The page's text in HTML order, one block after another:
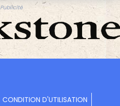
Publicité
CONDITION D'UTILISATION